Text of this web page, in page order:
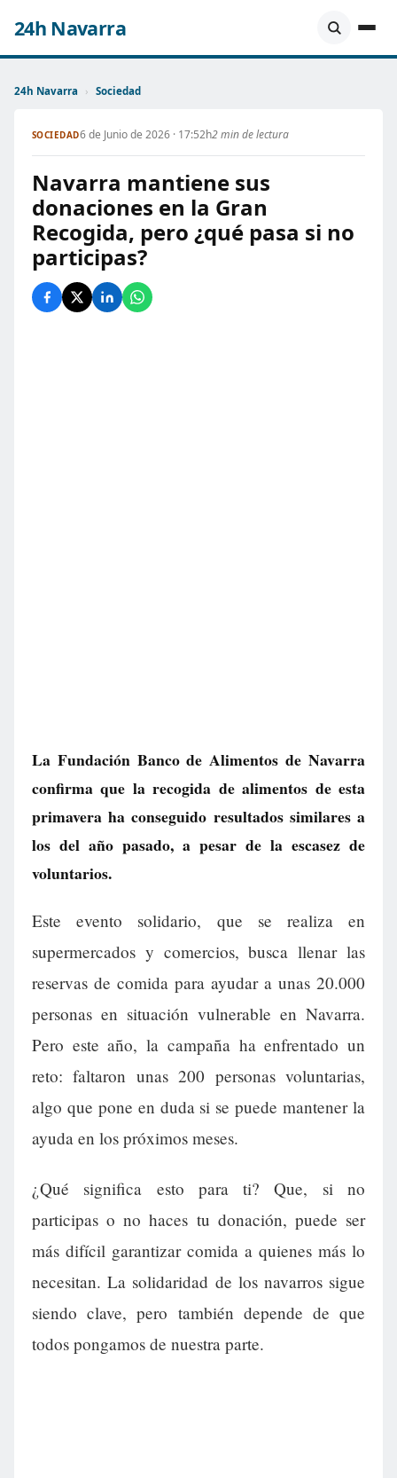
24h Navarra
24h Navarra › Sociedad
SOCIEDAD6 de Junio de 2026 · 17:52h2 min de lectura
Navarra mantiene sus
donaciones en la Gran
Recogida, pero ¿qué pasa si no
participas?
La Fundación Banco de Alimentos de Navarra
confirma que la recogida de alimentos de esta
primavera ha conseguido resultados similares a
los del año pasado, a pesar de la escasez de
voluntarios.
Este evento solidario, que se realiza en
supermercados y comercios, busca llenar las
reservas de comida para ayudar a unas 20.000
personas en situación vulnerable en Navarra.
Pero este año, la campaña ha enfrentado un
reto: faltaron unas 200 personas voluntarias,
algo que pone en duda si se puede mantener la
ayuda en los próximos meses.
¿Qué significa esto para ti? Que, si no
participas o no haces tu donación, puede ser
más difícil garantizar comida a quienes más lo
necesitan. La solidaridad de los navarros sigue
siendo clave, pero también depende de que
todos pongamos de nuestra parte.